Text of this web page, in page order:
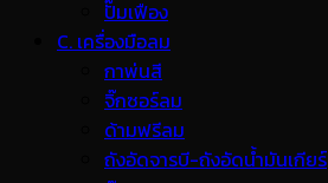
ปั๊มเฟือง
C. เครื่องมือลม
กาพ่นสี
จิ๊กซอร์ลม
ด้ามฟรีลม
ถังอัดจารบี-ถังอัดน้ำมันเกียร์